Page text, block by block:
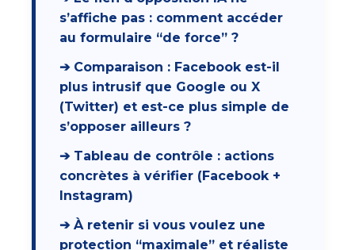
s’affiche pas : comment accéder
au formulaire “de force” ?
➔ Comparaison : Facebook est-il
plus intrusif que Google ou X
(Twitter) et est-ce plus simple de
s’opposer ailleurs ?
➔ Tableau de contrôle : actions
concrètes à vérifier (Facebook +
Instagram)
➔ À retenir si vous voulez une
protection “maximale” et réaliste